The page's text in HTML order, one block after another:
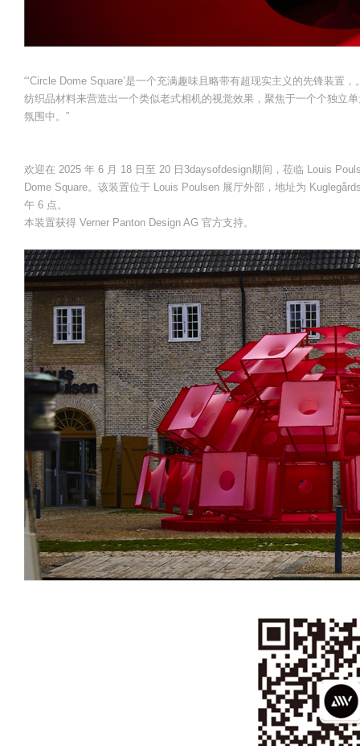
“‘Circle Dome Square’是一个充满趣味且略带有超现实主义的先锋装置
纺织品材料来营造出一个类似老式相机的视觉效果，聚焦于一个个独立
氛围中。”
欢迎在 2025 年 6 月 18 日至 20 日3daysofdesign期间，莅临 Louis
Dome Square。该装置位于 Louis Poulsen 展厅外部，地址为
午 6 点。
本装置获得 Verner Panton Design AG 官方支持。